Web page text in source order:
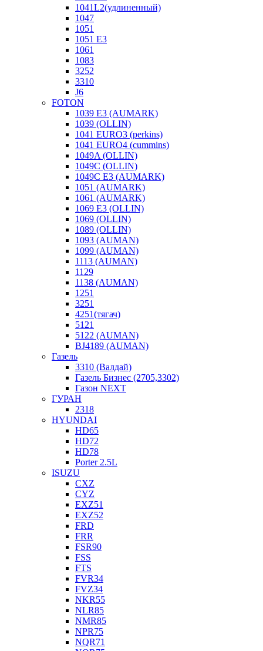
1041L2(удлиненный)
1047
1051
1051 E3
1061
1083
3252
3310
J6
FOTON
1039 E3 (AUMARK)
1039 (OLLIN)
1041 EURO3 (perkins)
1041 EURO4 (cummins)
1049A (OLLIN)
1049C (OLLIN)
1049С E3 (AUMARK)
1051 (AUMARK)
1061 (AUMARK)
1069 E3 (OLLIN)
1069 (OLLIN)
1089 (OLLIN)
1093 (AUMAN)
1099 (AUMAN)
1113 (AUMAN)
1129
1138 (AUMAN)
1251
3251
4251(тягач)
5121
5122 (AUMAN)
BJ4189 (AUMAN)
Газель
3310 (Валдай)
Газель Бизнес (2705,3302)
Газон NEXT
ГУРАН
2318
HYUNDAI
HD65
HD72
HD78
Porter 2.5L
ISUZU
CXZ
CYZ
EXZ51
EXZ52
FRD
FRR
FSR90
FSS
FTS
FVR34
FVZ34
NKR55
NLR85
NMR85
NPR75
NQR71